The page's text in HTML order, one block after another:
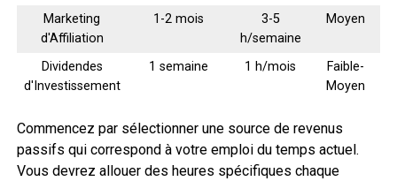
Marketing
d'Affiliation
1-2 mois
3-5
h/semaine
Moyen
Dividendes
d'Investissement
1 semaine 1 h/mois
Faible-
Moyen
Commencez par sélectionner une source de revenus
passifs qui correspond à votre emploi du temps actuel.
Vous devrez allouer des heures spécifiques chaque